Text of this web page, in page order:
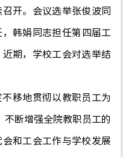
开。会议选举张俊波同
，韩娟 同志担任第四届工
近期，学校工会对选举结
移地贯彻以教职员工为
不断增强全院教职员工的
和工会工作与学校发展